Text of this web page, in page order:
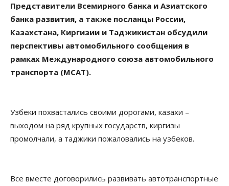
Представители Всемирного банка и Азиатского
банка развития, а также посланцы России,
Казахстана, Киргизии и Таджикистан обсудили
перспективы автомобильного сообщения в
рамках Международного союза автомобильного
транспорта (МСАТ).
Узбеки похвастались своими дорогами, казахи –
выходом на ряд крупных государств, киргизы
промолчали, а таджики пожаловались на узбеков.
Все вместе договорились развивать автотранспортные